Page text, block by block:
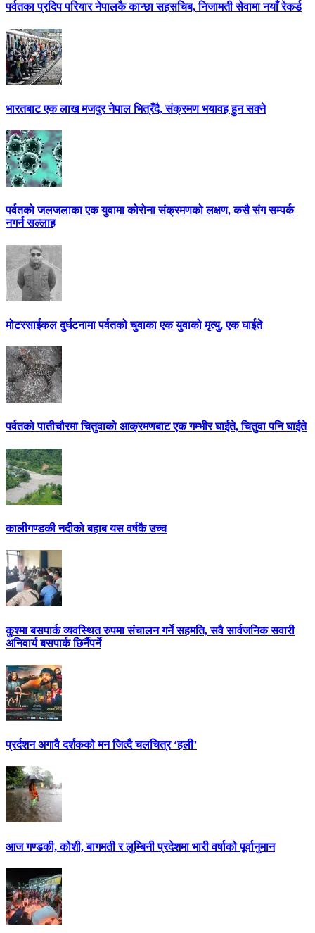
पर्वतका प्रदिप परियार नेपालकै कान्छा सहसचिब, निजामती सेवामा नयाँ रेकर्ड
भारतबाट एक लाख मजदुर नेपाल भित्रँदै, संक्रमण भयावह हुन सक्ने
पर्वतको जलजलाका एक युवामा कोरोना संक्रमणको लक्षण, कसै संग सम्पर्क
नगर्न सल्लाह
मोटरसाईकल दुर्घटनामा पर्वतको चुवाका एक युवाको मृत्यु, एक घाईते
पर्वतको पातीचौरमा चितुवाको आक्रमणबाट एक गम्भीर घाईते, चितुवा पनि घाईते
कालीगण्डकी नदीको बहाब यस वर्षकै उच्च
कुश्मा बसपार्क व्यवस्थित रुपमा संचालन गर्ने सहमति, सवै सार्वजनिक सवारी
अनिवार्य बसपार्क छिर्नैपर्ने
प्रर्दशन अगावै दर्शकको मन जित्दै चलचित्र ‘हली’
आज गण्डकी, कोशी, बागमती र लुम्बिनी प्रदेशमा भारी वर्षाको पूर्वानुमान